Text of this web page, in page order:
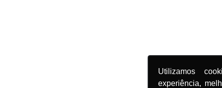
Utilizamos
experiência,